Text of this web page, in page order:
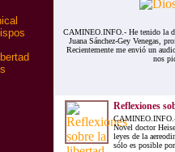
CAMINEO.INFO.- He tenido la
Juana Sánchez-Gey Venegas,
Recientemente me envió un
nos
Reflexiones
CAMINEO.INFO.-
Novel doctor
leyes de la
sólo es posible por